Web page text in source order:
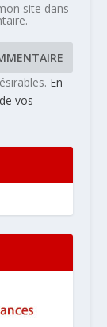
site dans
En
vos